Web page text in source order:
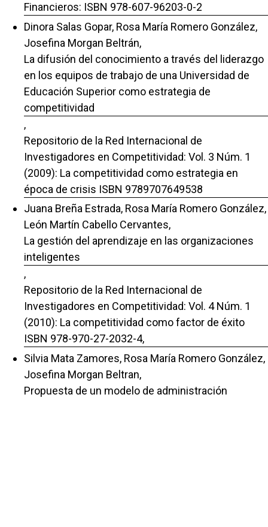
Financieros: ISBN 978-607-96203-0-2
Dinora Salas Gopar, Rosa María Romero González,
Josefina Morgan Beltrán,
La difusión del conocimiento a través del liderazgo
en los equipos de trabajo de una Universidad de
Educación Superior como estrategia de
competitividad
,
Repositorio de la Red Internacional de
Investigadores en Competitividad: Vol. 3 Núm. 1
(2009): La competitividad como estrategia en
época de crisis ISBN 9789707649538
Juana Breña Estrada, Rosa María Romero González,
León Martín Cabello Cervantes,
La gestión del aprendizaje en las organizaciones
inteligentes
,
Repositorio de la Red Internacional de
Investigadores en Competitividad: Vol. 4 Núm. 1
(2010): La competitividad como factor de éxito
ISBN 978-970-27-2032-4,
Silvia Mata Zamores, Rosa María Romero González,
Josefina Morgan Beltran,
Propuesta de un modelo de administración